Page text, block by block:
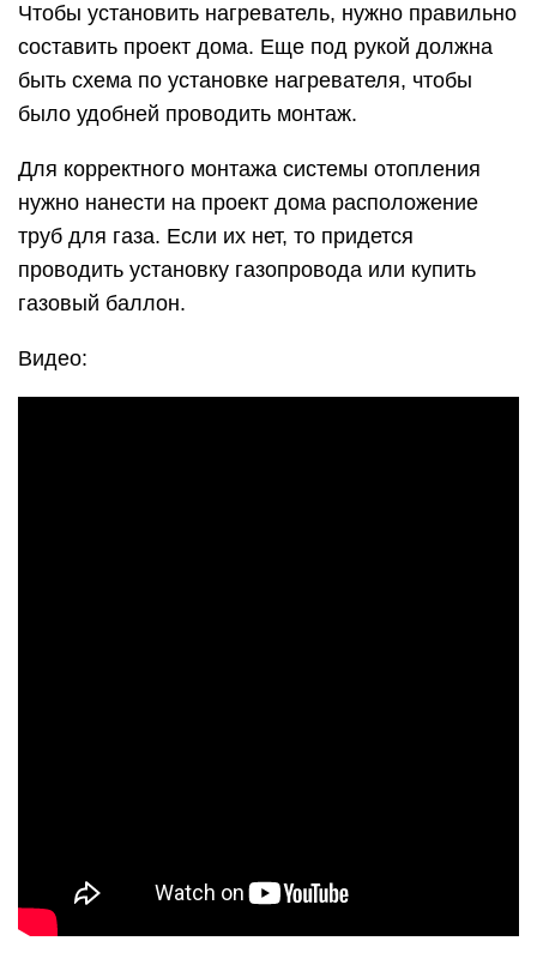
Чтобы установить нагреватель, нужно правильно
составить проект дома. Еще под рукой должна
быть схема по установке нагревателя, чтобы
было удобней проводить монтаж.
Для корректного монтажа системы отопления
нужно нанести на проект дома расположение
труб для газа. Если их нет, то придется
проводить установку газопровода или купить
газовый баллон.
Видео: